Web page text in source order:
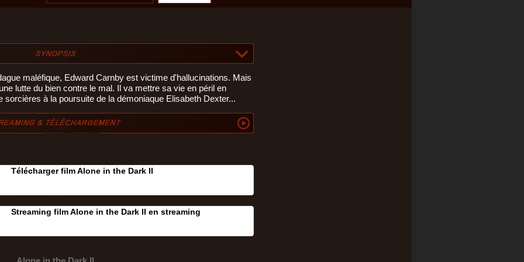
maléfique, Edward Carnby est victime d'hallucinations. Mais
lutte du bien contre le mal. Il va mettre sa vie en péril en
sorcières à la poursuite de la démoniaque Elisabeth Dexter...
Télécharger film Alone in the Dark II
Streaming film Alone in the Dark II en streaming